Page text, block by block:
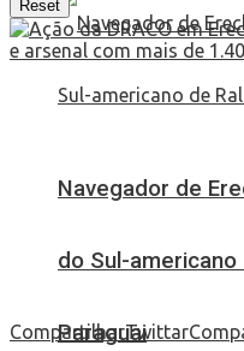
Navegador de
do Sul-
Paraguai
Reset
CompartilharTwittar